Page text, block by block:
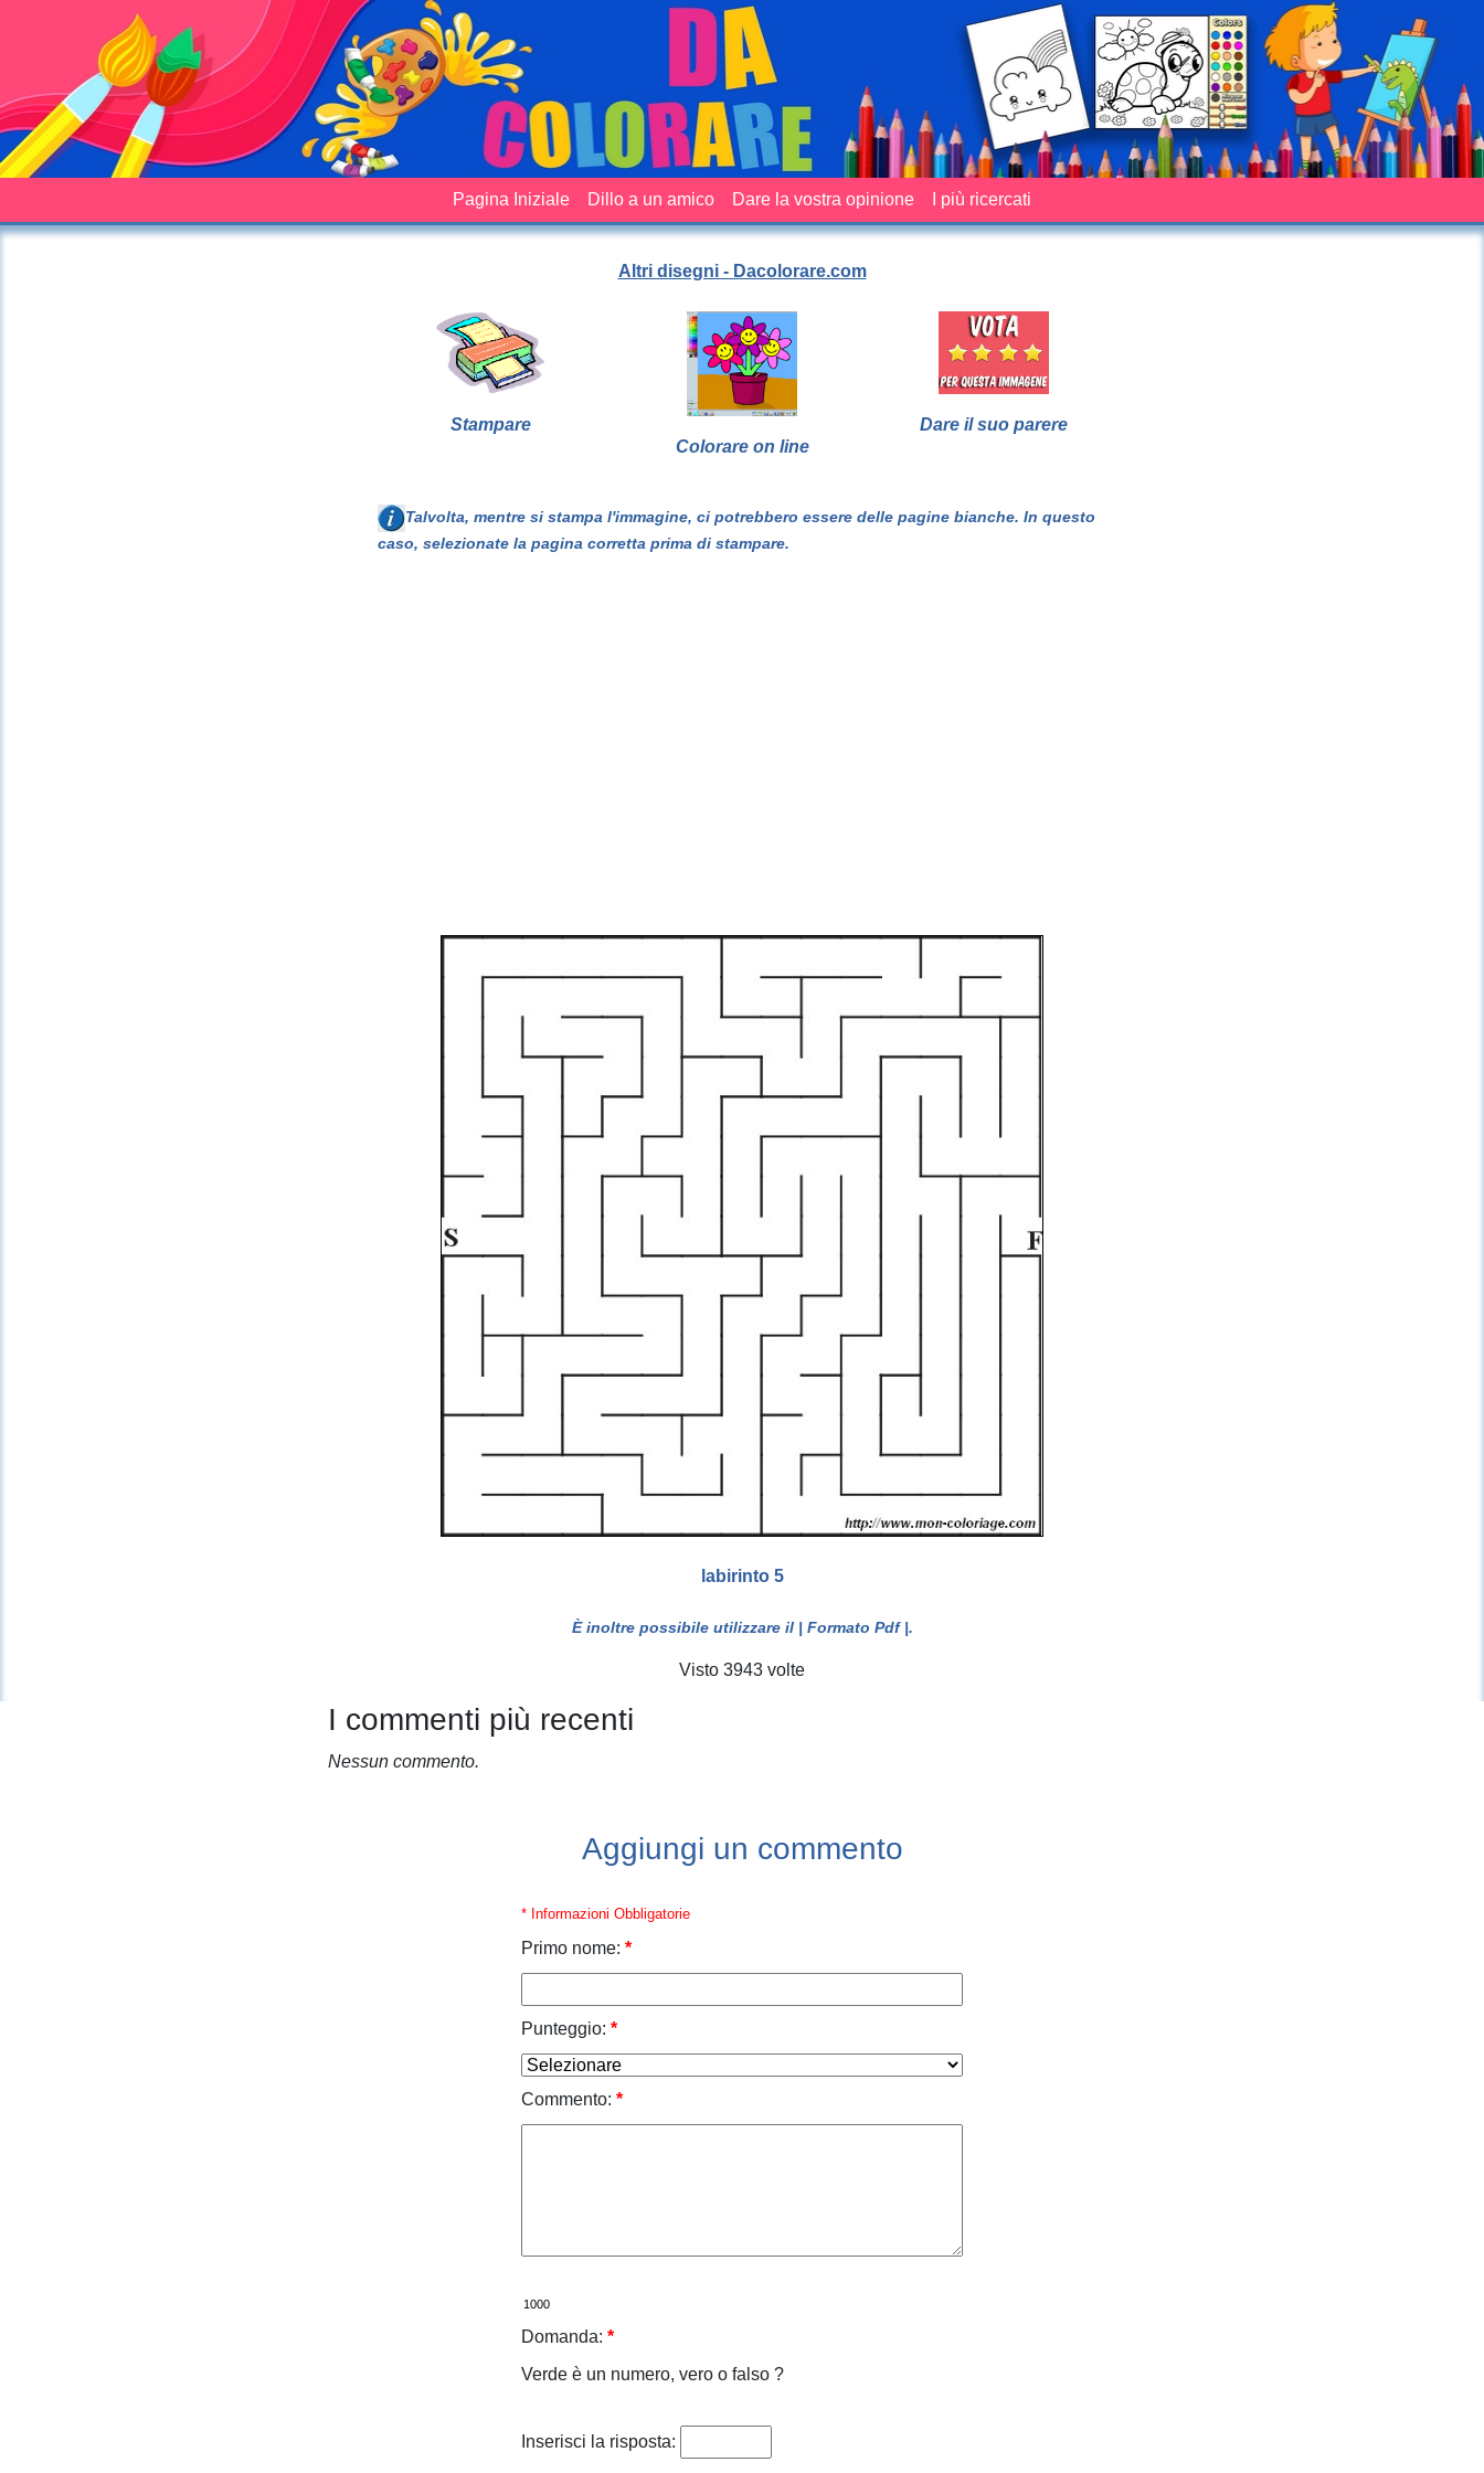
Pagina Iniziale Dillo a un amico Dare la vostra opinione I più ricercati
Altri disegni - Dacolorare.com
Stampare
Colorare on line
Dare il suo parere
Talvolta, mentre si stampa l'immagine, ci potrebbero essere delle pagine bianche. In questo
caso, selezionate la pagina corretta prima di stampare.
labirinto 5
È inoltre possibile utilizzare il | Formato Pdf |.
Visto 3943 volte
I commenti più recenti
Nessun commento.
Aggiungi un commento
* Informazioni Obbligatorie
Primo nome: *
Punteggio: *
Commento: *
Domanda: *
Verde è un numero, vero o falso ?
Inserisci la risposta: